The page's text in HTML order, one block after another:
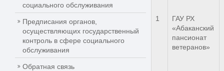
социального обслуживания
Предписания органов,
осуществляющих государственный
контроль в сфере социального
обслуживания
Обратная связь
1
ГАУ РХ
«Абаканский
пансионат
ветеранов»